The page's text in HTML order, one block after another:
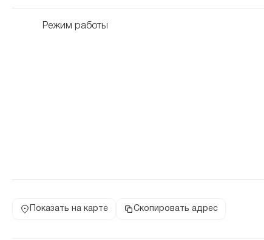
Режим работы
Показать на карте Скопировать адрес